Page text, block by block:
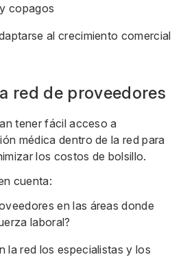
copagos
al crecimiento comercial
red de proveedores
tener fácil acceso a
médica dentro de la red para
los costos de bolsillo.
cuenta:
en las áreas donde
laboral?
la red los especialistas y los